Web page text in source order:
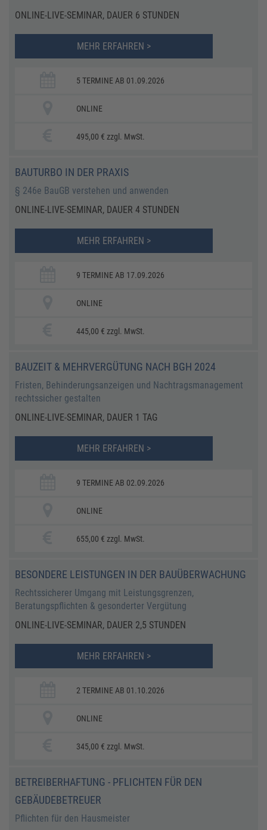
ONLINE-LIVE-SEMINAR, DAUER 6 STUNDEN
MEHR ERFAHREN >
5 TERMINE AB 01.09.2026
ONLINE
495,00 € zzgl. MwSt.
​​BAUTURBO IN DER PRAXIS
​​§ 246e BauGB verstehen und anwenden​
ONLINE-LIVE-SEMINAR, DAUER 4 STUNDEN ​
MEHR ERFAHREN >
9 TERMINE AB 17.09.2026
ONLINE
445,00 € zzgl. MwSt.
​​BAUZEIT & MEHRVERGÜTUNG NACH BGH 2024​
​​Fristen, Behinderungsanzeigen und Nachtragsmanagement
rechtssicher gestalten​
ONLINE-LIVE-SEMINAR, DAUER 1 TAG
MEHR ERFAHREN >
9 TERMINE AB 02.09.2026
ONLINE
655,00 € zzgl. MwSt.
BESONDERE LEISTUNGEN IN DER BAUÜBERWACHUNG
Rechtssicherer Umgang mit Leistungsgrenzen,
Beratungspflichten & gesonderter Vergütung
ONLINE-LIVE-SEMINAR, DAUER 2,5 STUNDEN
MEHR ERFAHREN >
2 TERMINE AB 01.10.2026
ONLINE
345,00 € zzgl. MwSt.
BETREIBERHAFTUNG - PFLICHTEN FÜR DEN
GEBÄUDEBETREUER
Pflichten für den Hausmeister